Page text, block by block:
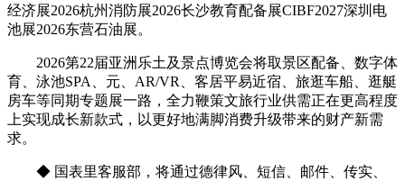
经济展2026杭州消防展2026长沙教育配备展CIBF2027深圳电
池展2026东营石油展。
2026第22届亚洲乐土及景点博览会将取景区配备、数字体
育、泳池SPA、元、AR/VR、客居平易近宿、旅逛车船、逛艇
房车等同期专题展一路，全力鞭策文旅行业供需正在更高程度
上实现成长新款式，以更好地满脚消费升级带来的财产新需
求。
◆ 国表里客服部，将通过德律风、短信、邮件、传实、